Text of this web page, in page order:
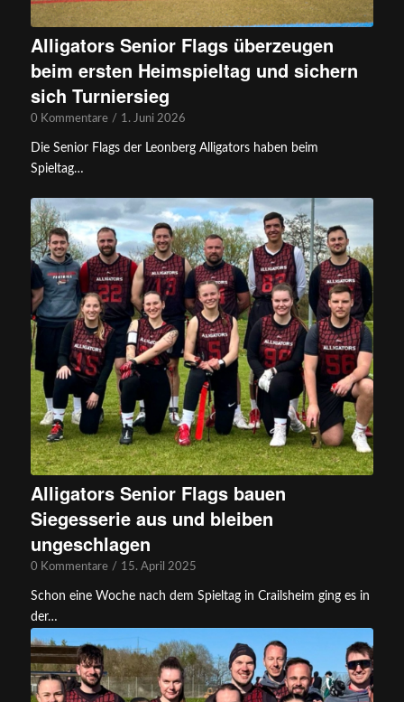
Alligators Senior Flags überzeugen
beim ersten Heimspieltag und sichern
sich Turniersieg
0 Kommentare / 1. Juni 2026
Die Senior Flags der Leonberg Alligators haben beim
Spieltag…
Alligators Senior Flags bauen
Siegesserie aus und bleiben
ungeschlagen
0 Kommentare / 15. April 2025
Schon eine Woche nach dem Spieltag in Crailsheim ging es in
der…